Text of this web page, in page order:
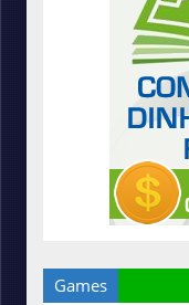
Games